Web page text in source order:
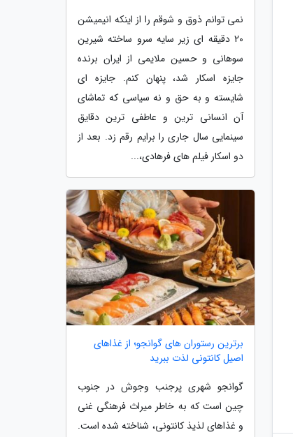
نمی توانم ذوق و شوقم را از اینکه انیمیشن
20 دقیقه ای زیر سایه سرو ساخته شیرین
سوهانی و حسین ملایمی از ایران برنده
جایزه اسکار شد، پنهان کنم. جایزه ای
شایسته و به حق و نه سیاسی که تماشای
آن انسانی ترین و عاطفی ترین دقایق
سینمایی سال جاری را برایم رقم زد. بعد از
دو اسکار فیلم های فرهادی،...
برترین رستوران های گوانجو؛ از غذاهای
اصیل کانتونی لذت ببرید
گوانجو شهری پرجنب وجوش در جنوب
چین است که به خاطر میراث فرهنگی غنی
و غذاهای لذیذ کانتونی، شناخته شده است.